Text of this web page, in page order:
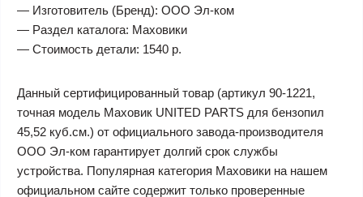
— Изготовитель (Бренд): ООО Эл-ком
— Раздел каталога: Маховики
— Стоимость детали: 1540 р.
Данный сертифицированный товар (артикул 90-1221,
точная модель Маховик UNITED PARTS для бензопил
45,52 куб.см.) от официального завода-производителя
ООО Эл-ком гарантирует долгий срок службы
устройства. Популярная категория Маховики на нашем
официальном сайте содержит только проверенные